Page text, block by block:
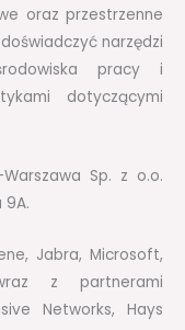
oraz przestrzenne
narzędzi
pracy i
dotyczącymi
Sp. z o.o.
9A.
Jabra, Microsoft,
z partnerami
Networks, Hays